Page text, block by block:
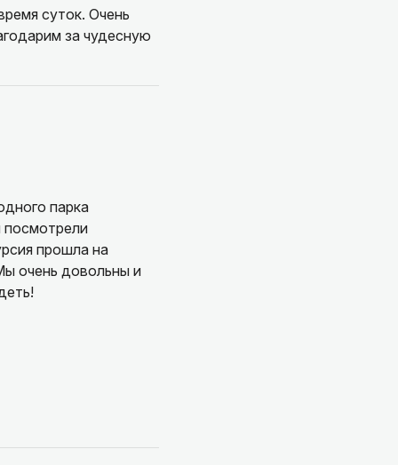
суток. Очень
за чудесную
парка
посмотрели
прошла на
очень довольны и